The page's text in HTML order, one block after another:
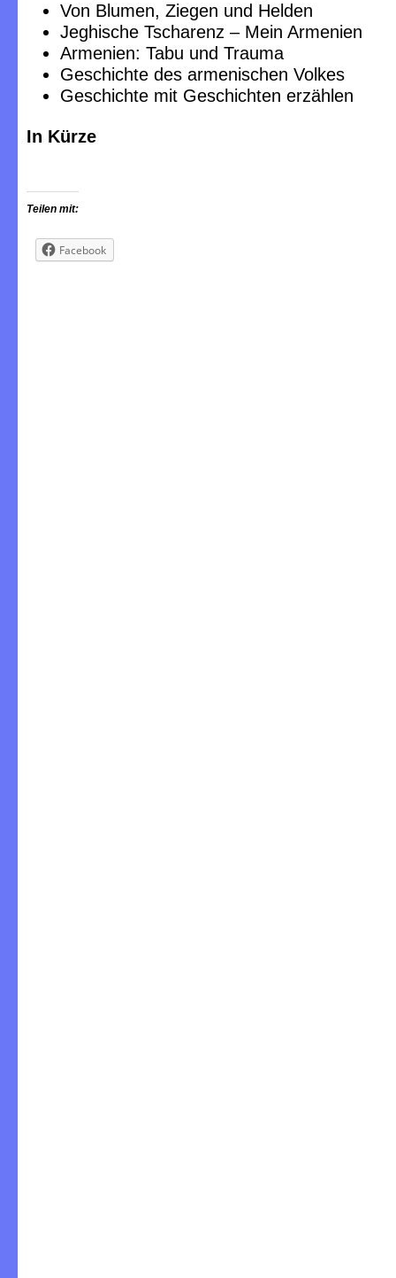
Von Blumen, Ziegen und Helden
Jeghische Tscharenz – Mein Armenien
Armenien: Tabu und Trauma
Geschichte des armenischen Volkes
Geschichte mit Geschichten erzählen
In Kürze
Teilen mit:
Facebook